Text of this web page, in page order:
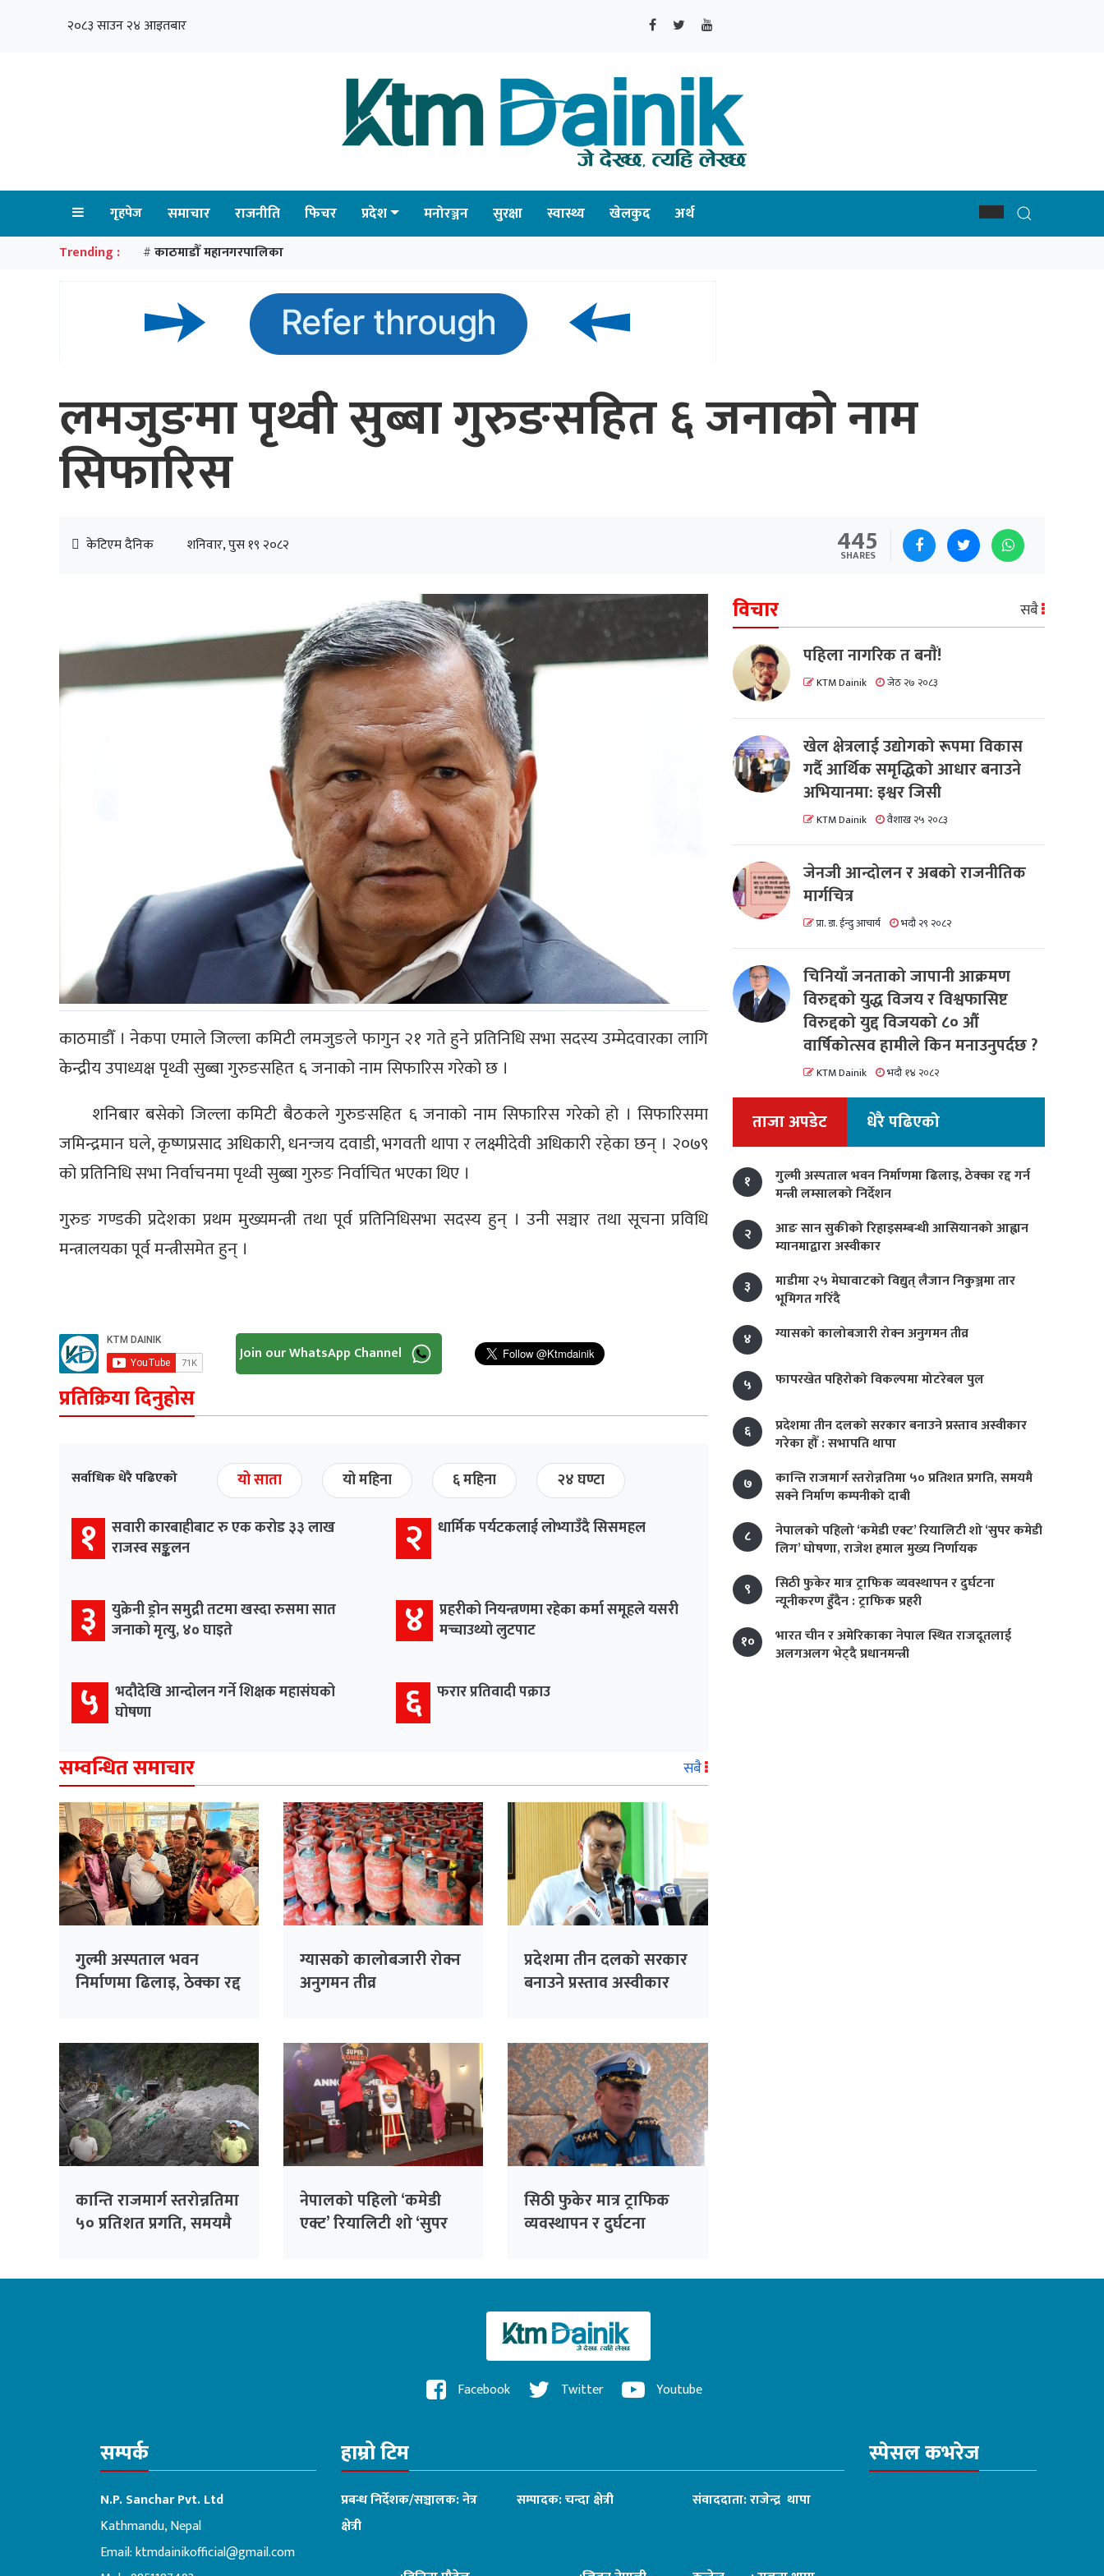
२०८३ साउन २४ आइतबार
गृहपेज समाचार राजनीति फिचर प्रदेश मनोरञ्जन सुरक्षा स्वास्थ्य खेलकुद अर्थ
Trending : # काठमाडौँ महानगरपालिका
लमजुङमा पृथ्वी सुब्बा गुरुङसहित ६ जनाको नाम
सिफारिस
केटिएम दैनिक शनिवार, पुस १९ २०८२ 445
SHARES
काठमाडौँ । नेकपा एमाले जिल्ला कमिटी लमजुङले फागुन २१ गते हुने प्रतिनिधि सभा सदस्य उम्मेदवारका लागि
केन्द्रीय उपाध्यक्ष पृथ्वी सुब्बा गुरुङसहित ६ जनाको नाम सिफारिस गरेको छ ।
शनिबार बसेको जिल्ला कमिटी बैठकले गुरुङसहित ६ जनाको नाम सिफारिस गरेको हो । सिफारिसमा
जमिन्द्रमान घले, कृष्णप्रसाद अधिकारी, धनन्जय दवाडी, भगवती थापा र लक्ष्मीदेवी अधिकारी रहेका छन् । २०७९
को प्रतिनिधि सभा निर्वाचनमा पृथ्वी सुब्बा गुरुङ निर्वाचित भएका थिए ।
गुरुङ गण्डकी प्रदेशका प्रथम मुख्यमन्त्री तथा पूर्व प्रतिनिधिसभा सदस्य हुन् । उनी सञ्चार तथा सूचना प्रविधि
मन्त्रालयका पूर्व मन्त्रीसमेत हुन् ।
Join our WhatsApp Channel
प्रतिक्रिया दिनुहोस
सर्वाधिक धेरै पढिएको यो साता यो महिना ६ महिना २४ घण्टा
१
सवारी कारबाहीबाट रु एक करोड ३३ लाख
राजस्व सङ्कलन
२ धार्मिक पर्यटकलाई लोभ्याउँदै सिसमहल
३
युक्रेनी ड्रोन समुद्री तटमा खस्दा रुसमा सात
जनाको मृत्यु, ४० घाइते
४
प्रहरीको नियन्त्रणमा रहेका कर्मा समूहले यसरी
मच्चाउथ्यो लुटपाट
५
भदौदेखि आन्दोलन गर्ने शिक्षक महासंघको
घोषणा
६ फरार प्रतिवादी पक्राउ
सम्वन्धित समाचार सबै
गुल्मी अस्पताल भवन
निर्माणमा ढिलाइ, ठेक्का रद्द
ग्यासको कालोबजारी रोक्न
अनुगमन तीव्र
प्रदेशमा तीन दलको सरकार
बनाउने प्रस्ताव अस्वीकार
कान्ति राजमार्ग स्तरोन्नतिमा
५० प्रतिशत प्रगति, समयमै
नेपालको पहिलो ‘कमेडी
एक्ट’ रियालिटी शो ‘सुपर
सिठी फुकेर मात्र ट्राफिक
व्यवस्थापन र दुर्घटना
विचार सबै
पहिला नागरिक त बनाैं!
KTM Dainik जेठ २७ २०८३
खेल क्षेत्रलाई उद्योगको रूपमा विकास
गर्दै आर्थिक समृद्धिको आधार बनाउने
अभियानमा: इश्वर जिसी
KTM Dainik वैशाख २५ २०८३
जेनजी आन्दोलन र अबको राजनीतिक
मार्गचित्र
प्रा. डा. ईन्दु आचार्य भदौ २९ २०८२
चिनियाँ जनताको जापानी आक्रमण
विरुद्दको युद्ध विजय र विश्वफासिष्ट
विरुद्दको युद्द विजयको ८० औं
वार्षिकोत्सव हामीले किन मनाउनुपर्दछ ?
KTM Dainik भदौ १४ २०८२
ताजा अपडेट धेरै पढिएको
१
गुल्मी अस्पताल भवन निर्माणमा ढिलाइ, ठेक्का रद्द गर्न
मन्त्री लम्सालको निर्देशन
२
आङ सान सुकीको रिहाइसम्बन्धी आसियानको आह्वान
म्यानमाद्वारा अस्वीकार
३
माडीमा २५ मेघावाटको विद्युत् लैजान निकुञ्जमा तार
भूमिगत गरिँदै
४
ग्यासको कालोबजारी रोक्न अनुगमन तीव्र
५ फापरखेत पहिरोको विकल्पमा मोटरेबल पुल
६
प्रदेशमा तीन दलको सरकार बनाउने प्रस्ताव अस्वीकार
गरेका हौँ : सभापति थापा
७
कान्ति राजमार्ग स्तरोन्नतिमा ५० प्रतिशत प्रगति, समयमै
सक्ने निर्माण कम्पनीको दाबी
८
नेपालको पहिलो ‘कमेडी एक्ट’ रियालिटी शो ‘सुपर कमेडी
लिग’ घोषणा, राजेश हमाल मुख्य निर्णायक
९
सिठी फुकेर मात्र ट्राफिक व्यवस्थापन र दुर्घटना
न्यूनीकरण हुँदैन : ट्राफिक प्रहरी
१०
भारत चीन र अमेरिकाका नेपाल स्थित राजदूतलाई
अलगअलग भेट्दै प्रधानमन्त्री
Facebook Twitter Youtube
सम्पर्क
N.P. Sanchar Pvt. Ltd
Kathmandu, Nepal
Email:ktmdainikofficial@gmail.com
हाम्रो टिम
प्रबन्ध निर्देशक/सञ्चालक: नेत्र
क्षेत्री
सम्पादक: चन्दा क्षेत्री संवाददाता: राजेन्द्र थापा
स्पेसल कभरेज